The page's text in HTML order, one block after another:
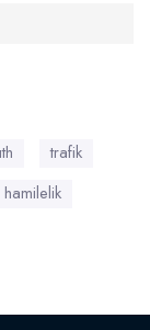
trafik
hamilelik